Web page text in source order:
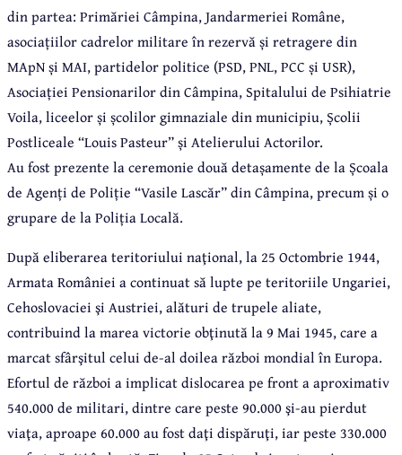
din partea: Primăriei Câmpina, Jandarmeriei Române,
asociațiilor cadrelor militare în rezervă și retragere din
MApN și MAI, partidelor politice (PSD, PNL, PCC și USR),
Asociației Pensionarilor din Câmpina, Spitalului de Psihiatrie
Voila, liceelor și școlilor gimnaziale din municipiu, Școlii
Postliceale “Louis Pasteur” și Atelierului Actorilor.
Au fost prezente la ceremonie două detașamente de la Școala
de Agenți de Poliție “Vasile Lascăr” din Câmpina, precum și o
grupare de la Poliția Locală.
După eliberarea teritoriului naţional, la 25 Octombrie 1944,
Armata României a continuat să lupte pe teritoriile Ungariei,
Cehoslovaciei şi Austriei, alături de trupele aliate,
contribuind la marea victorie obţinută la 9 Mai 1945, care a
marcat sfârşitul celui de-al doilea război mondial în Europa.
Efortul de război a implicat dislocarea pe front a aproximativ
540.000 de militari, dintre care peste 90.000 şi-au pierdut
viaţa, aproape 60.000 au fost daţi dispăruţi, iar peste 330.000